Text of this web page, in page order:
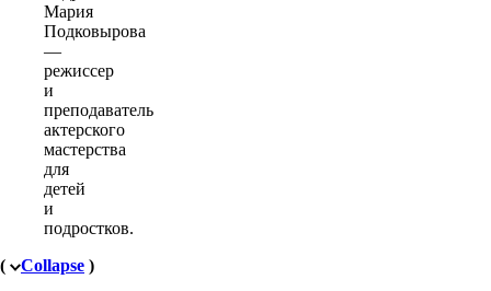
Мария
Подковырова
—
режиссер
и
преподаватель
актерского
мастерства
для
детей
и
подростков.
(
Collapse )